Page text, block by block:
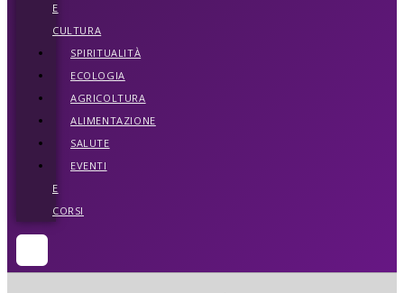
E
CULTURA
SPIRITUALITÀ
ECOLOGIA
AGRICOLTURA
ALIMENTAZIONE
SALUTE
EVENTI
E
CORSI